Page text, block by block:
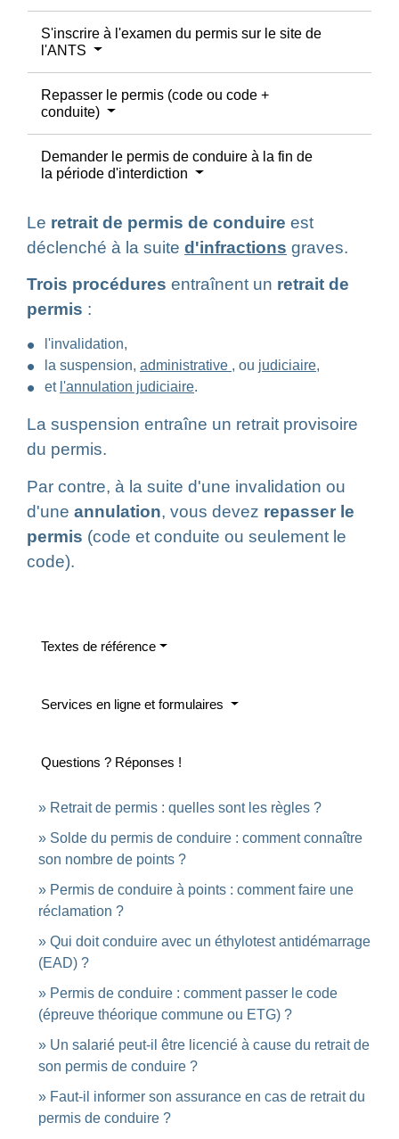
S'inscrire à l'examen du permis sur le site de
l'ANTS
Repasser le permis (code ou code +
conduite)
Demander le permis de conduire à la fin de
la période d'interdiction
Le retrait de permis de conduire est
déclenché à la suite d'infractions graves.
Trois procédures entraînent un retrait de
permis :
l'invalidation,
la suspension, administrative , ou judiciaire,
et l'annulation judiciaire.
La suspension entraîne un retrait provisoire
du permis.
Par contre, à la suite d'une invalidation ou
d'une annulation, vous devez repasser le
permis (code et conduite ou seulement le
code).
Textes de référence
Services en ligne et formulaires
Questions ? Réponses !
Retrait de permis : quelles sont les règles ?
Solde du permis de conduire : comment connaître
son nombre de points ?
Permis de conduire à points : comment faire une
réclamation ?
Qui doit conduire avec un éthylotest antidémarrage
(EAD) ?
Permis de conduire : comment passer le code
(épreuve théorique commune ou ETG) ?
Un salarié peut-il être licencié à cause du retrait de
son permis de conduire ?
Faut-il informer son assurance en cas de retrait du
permis de conduire ?